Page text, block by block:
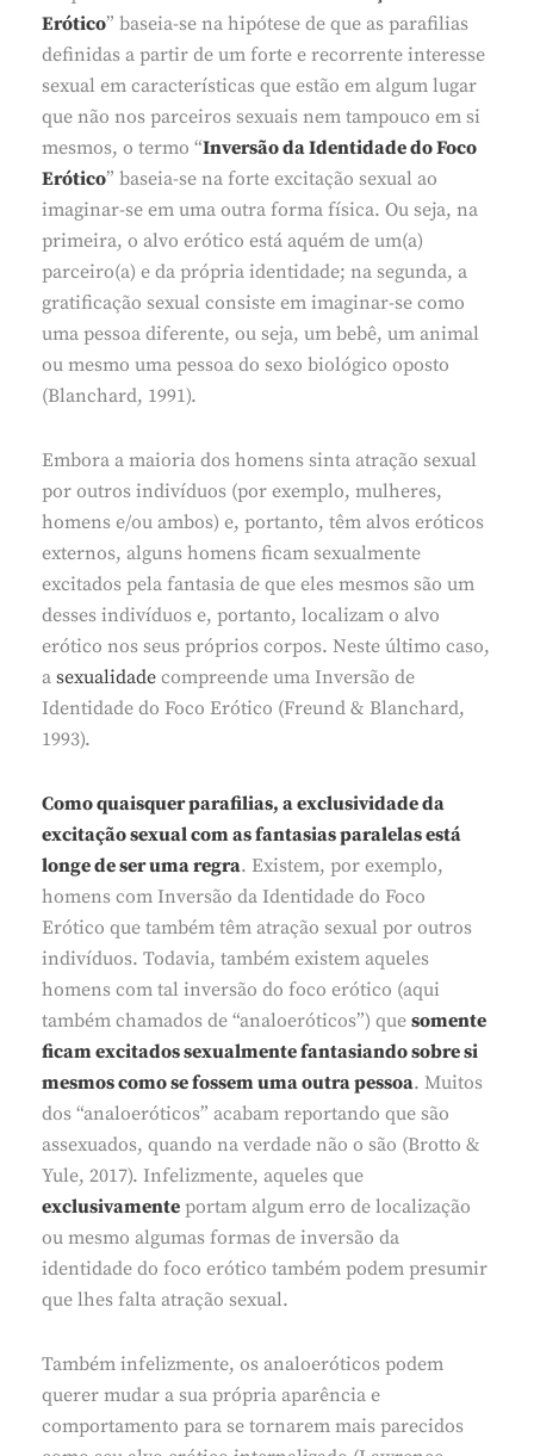
Erótico” baseia-se na hipótese de que as parafilias
definidas a partir de um forte e recorrente interesse
sexual em características que estão em algum lugar
que não nos parceiros sexuais nem tampouco em si
mesmos, o termo “Inversão da Identidade do Foco
Erótico” baseia-se na forte excitação sexual ao
imaginar-se em uma outra forma física. Ou seja, na
primeira, o alvo erótico está aquém de um(a)
parceiro(a) e da própria identidade; na segunda, a
gratificação sexual consiste em imaginar-se como
uma pessoa diferente, ou seja, um bebê, um animal
ou mesmo uma pessoa do sexo biológico oposto
(Blanchard, 1991).
Embora a maioria dos homens sinta atração sexual
por outros indivíduos (por exemplo, mulheres,
homens e/ou ambos) e, portanto, têm alvos eróticos
externos, alguns homens ficam sexualmente
excitados pela fantasia de que eles mesmos são um
desses indivíduos e, portanto, localizam o alvo
erótico nos seus próprios corpos. Neste último caso,
a sexualidade compreende uma Inversão de
Identidade do Foco Erótico (Freund & Blanchard,
1993).
Como quaisquer parafilias, a exclusividade da
excitação sexual com as fantasias paralelas está
longe de ser uma regra. Existem, por exemplo,
homens com Inversão da Identidade do Foco
Erótico que também têm atração sexual por outros
indivíduos. Todavia, também existem aqueles
homens com tal inversão do foco erótico (aqui
também chamados de “analoeróticos”) que somente
ficam excitados sexualmente fantasiando sobre si
mesmos como se fossem uma outra pessoa. Muitos
dos “analoeróticos” acabam reportando que são
assexuados, quando na verdade não o são (Brotto &
Yule, 2017). Infelizmente, aqueles que
exclusivamente portam algum erro de localização
ou mesmo algumas formas de inversão da
identidade do foco erótico também podem presumir
que lhes falta atração sexual.
Também infelizmente, os analoeróticos podem
querer mudar a sua própria aparência e
comportamento para se tornarem mais parecidos